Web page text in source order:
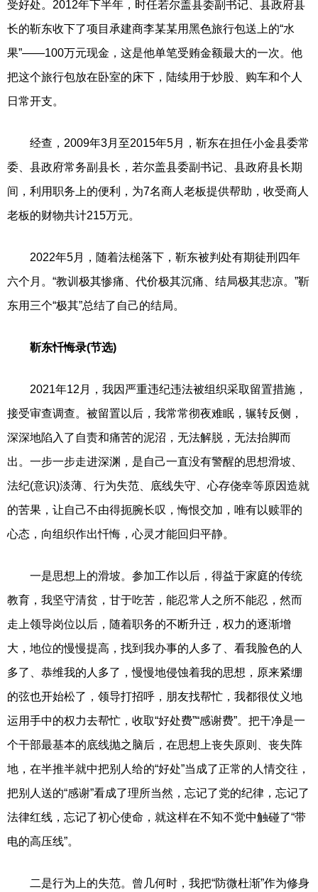
受好处。2012年下半年，时任若尔盖县委副书记、县政府县
长的靳东收下了项目承建商李某某用黑色旅行包送上的“水
果”——100万元现金，这是他单笔受贿金额最大的一次。他
把这个旅行包放在卧室的床下，陆续用于炒股、购车和个人
日常开支。
经查，2009年3月至2015年5月，靳东在担任小金县委常
委、县政府常务副县长，若尔盖县委副书记、县政府县长期
间，利用职务上的便利，为7名商人老板提供帮助，收受商人
老板的财物共计215万元。
2022年5月，随着法槌落下，靳东被判处有期徒刑四年
六个月。“教训极其惨痛、代价极其沉痛、结局极其悲凉。”靳
东用三个“极其”总结了自己的结局。
靳东忏悔录(节选)
2021年12月，我因严重违纪违法被组织采取留置措施，
接受审查调查。被留置以后，我常常彻夜难眠，辗转反侧，
深深地陷入了自责和痛苦的泥沼，无法解脱，无法抬脚而
出。一步一步走进深渊，是自己一直没有警醒的思想滑坡、
法纪(意识)淡薄、行为失范、底线失守、心存侥幸等原因造就
的苦果，让自己不由得扼腕长叹，悔恨交加，唯有以赎罪的
心态，向组织作出忏悔，心灵才能回归平静。
一是思想上的滑坡。参加工作以后，得益于家庭的传统
教育，我坚守清贫，甘于吃苦，能忍常人之所不能忍，然而
走上领导岗位以后，随着职务的不断升迁，权力的逐渐增
大，地位的慢慢提高，找到我办事的人多了、看我脸色的人
多了、恭维我的人多了，慢慢地侵蚀着我的思想，原来紧绷
的弦也开始松了，领导打招呼，朋友找帮忙，我都很仗义地
运用手中的权力去帮忙，收取“好处费”“感谢费”。把干净是一
个干部最基本的底线抛之脑后，在思想上丧失原则、丧失阵
地，在半推半就中把别人给的“好处”当成了正常的人情交往，
把别人送的“感谢”看成了理所当然，忘记了党的纪律，忘记了
法律红线，忘记了初心使命，就这样在不知不觉中触碰了“带
电的高压线”。
二是行为上的失范。曾几何时，我把“防微杜渐”作为修身